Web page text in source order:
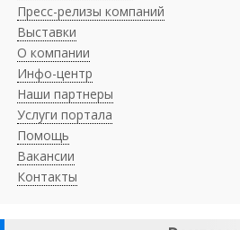
Пресс-релизы компаний
Выставки
О компании
Инфо-центр
Наши партнеры
Услуги портала
Помощь
Вакансии
Контакты